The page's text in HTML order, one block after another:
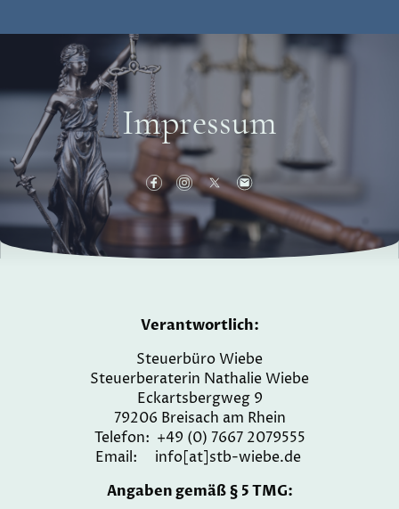
Impressum
Verantwortlich:
Steuerbüro Wiebe
Steuerberaterin Nathalie Wiebe
Eckartsbergweg 9
79206 Breisach am Rhein
Telefon: +49 (0) 7667 2079555
Email: info[at]stb-wiebe.de
Angaben gemäß § 5 TMG: